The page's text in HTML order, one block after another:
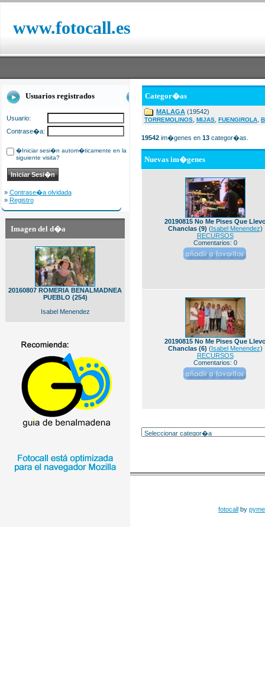
www.fotocall.es
Usuarios registrados
Usuario:
Contrase�a:
�Iniciar sesi�n autom�ticamente en la
siguiente visita?
» Contrase�a olvidada
» Registro
Imagen del d�a
20160807 ROMERIA BENALMADNEA
PUEBLO (254)
Isabel Menendez
Categor�as
MALAGA (19542)
TORREMOLINOS MIJAS FUENGIROLA
19542 im�genes en 13 categor�as.
Nuevas im�genes
20190815 No Me Pises Que
Chanclas (9) (Isabel Menendez)
RECURSOS
Comentarios: 0
20190815 No Me Pises Que
Chanclas (6) (Isabel Menendez)
RECURSOS
Comentarios: 0
fotocall by